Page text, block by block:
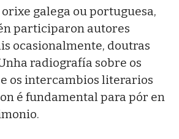
galega ou portuguesa,
participaron autores
ocasionalmente, doutras
radiografía sobre os
os intercambios literarios
é fundamental para pór en